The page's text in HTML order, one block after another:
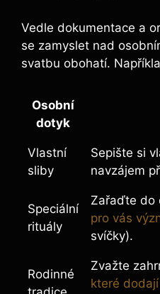
Vedle dokumentace a
se zamyslet nad
svatbu obohatí.
Osobní
dotyk
Vlastní
sliby
Sepište si
navzájem
Speciální
rituály
Zařaďte do
pro vás
svíčky).
Rodinné
Zvažte
které